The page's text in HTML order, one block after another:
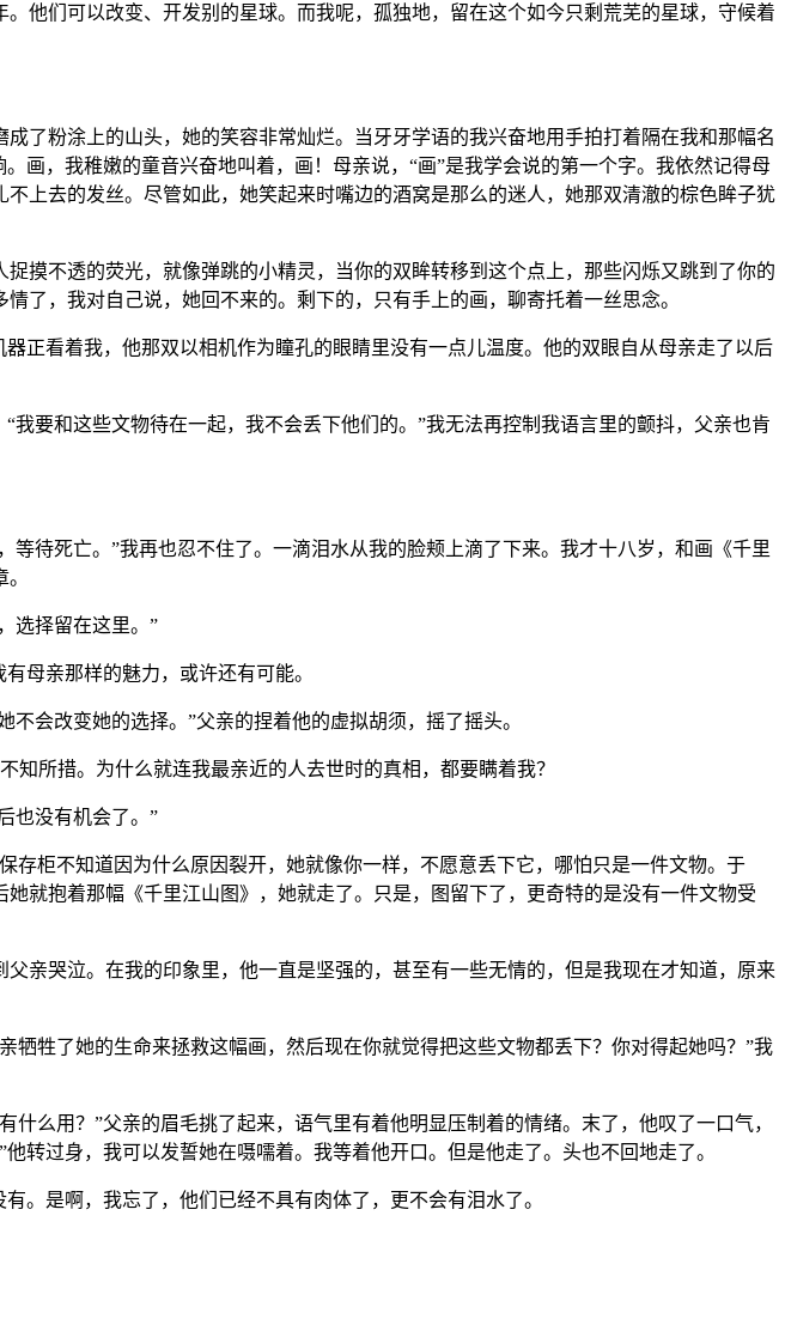
他们可以改变、开发别的星球。而我呢，孤独地，留在这个如今只剩荒芜的星球，守候着
了粉涂上的山头，她的笑容非常灿烂。当牙牙学语的我兴奋地用手拍打着隔在我和那幅名
画，我稚嫩的童音兴奋地叫着，画！母亲说，“画”是我学会说的第一个字。我依然记得母
上去的发丝。尽管如此，她笑起来时嘴边的酒窝是那么的迷人，她那双清澈的棕色眸子犹
摸不透的荧光，就像弹跳的小精灵，当你的双眸转移到这个点上，那些闪烁又跳到了你的
了，我对自己说，她回不来的。剩下的，只有手上的画，聊寄托着一丝思念。
正看着我，他那双以相机作为瞳孔的眼睛里没有一点儿温度。他的双眼自从母亲走了以后
要和这些文物待在一起，我不会丢下他们的。”我无法再控制我语言里的颤抖，父亲也肯
待死亡。”我再也忍不住了。一滴泪水从我的脸颊上滴了下来。我才十八岁，和画《千里
选择留在这里。”
母亲那样的魅力，或许还有可能。
会改变她的选择。”父亲的捏着他的虚拟胡须，摇了摇头。
知所措。为什么就连我最亲近的人去世时的真相，都要瞒着我？
也没有机会了。”
柜不知道因为什么原因裂开，她就像你一样，不愿意丢下它，哪怕只是一件文物。于
就抱着那幅《千里江山图》，她就走了。只是，图留下了，更奇特的是没有一件文物受
亲哭泣。在我的印象里，他一直是坚强的，甚至有一些无情的，但是我现在才知道，原来
牲了她的生命来拯救这幅画，然后现在你就觉得把这些文物都丢下？你对得起她吗？”我
么用？”父亲的眉毛挑了起来，语气里有着他明显压制着的情绪。末了，他叹了一口气，
转过身，我可以发誓她在嗫嚅着。我等着他开口。但是他走了。头也不回地走了。
。是啊，我忘了，他们已经不具有肉体了，更不会有泪水了。